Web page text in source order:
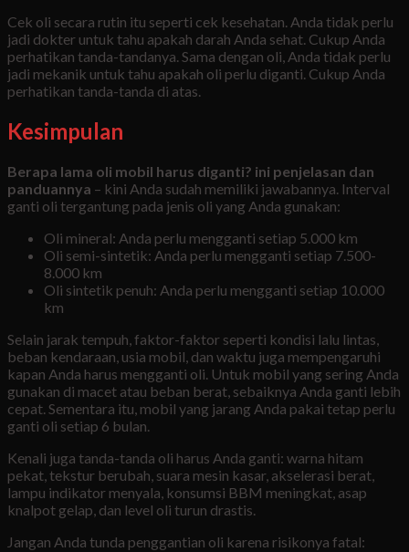
Cek oli secara rutin itu seperti cek kesehatan. Anda tidak perlu
jadi dokter untuk tahu apakah darah Anda sehat. Cukup Anda
perhatikan tanda-tandanya. Sama dengan oli, Anda tidak perlu
jadi mekanik untuk tahu apakah oli perlu diganti. Cukup Anda
perhatikan tanda-tanda di atas.
Kesimpulan
Berapa lama oli mobil harus diganti? ini penjelasan dan
panduannya – kini Anda sudah memiliki jawabannya. Interval
ganti oli tergantung pada jenis oli yang Anda gunakan:
Oli mineral: Anda perlu mengganti setiap 5.000 km
Oli semi-sintetik: Anda perlu mengganti setiap 7.500-
8.000 km
Oli sintetik penuh: Anda perlu mengganti setiap 10.000
km
Selain jarak tempuh, faktor-faktor seperti kondisi lalu lintas,
beban kendaraan, usia mobil, dan waktu juga mempengaruhi
kapan Anda harus mengganti oli. Untuk mobil yang sering Anda
gunakan di macet atau beban berat, sebaiknya Anda ganti lebih
cepat. Sementara itu, mobil yang jarang Anda pakai tetap perlu
ganti oli setiap 6 bulan.
Kenali juga tanda-tanda oli harus Anda ganti: warna hitam
pekat, tekstur berubah, suara mesin kasar, akselerasi berat,
lampu indikator menyala, konsumsi BBM meningkat, asap
knalpot gelap, dan level oli turun drastis.
Jangan Anda tunda penggantian oli karena risikonya fatal: